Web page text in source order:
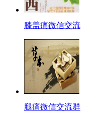
膝盖痛微信交流
腿痛微信交流群